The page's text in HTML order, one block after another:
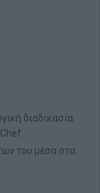
διαδικασία
του μέσα στα